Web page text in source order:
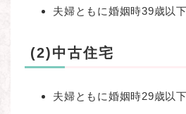
夫婦ともに婚姻時39歳以
(2)中古住宅
夫婦ともに婚姻時29歳以